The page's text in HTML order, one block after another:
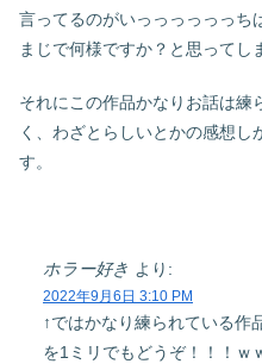
言ってるのがいっっっっっっち
まじで何様ですか？と思ってし
それにこの作品かなりお話は練
く、わざとらしいとかの感想し
す。
ホラー好き より:
2022年9月6日 3:10 PM
↑ではかなり練られている作
を1ミリでもどうぞ！！！ｗ